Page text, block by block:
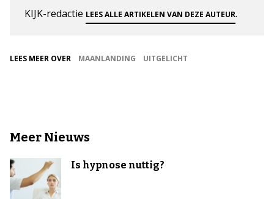
KIJK-redactie LEES ALLE ARTIKELEN VAN DEZE AUTEUR.
LEES MEER OVER MAANLANDING UITGELICHT
Meer Nieuws
Is hypnose nuttig?